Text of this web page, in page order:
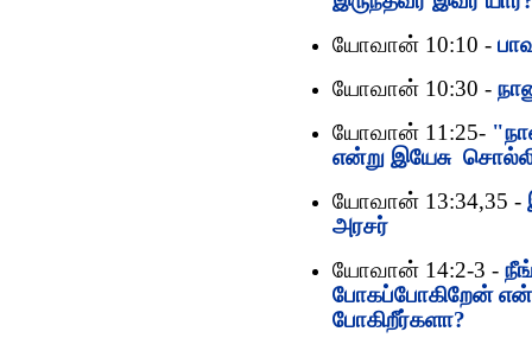
யோவான் 10:10 -
யோவான் 10:30 -
யோவான் 11:25-
என்று இயேசு
யோவான் 13:34,35 -
அரசர்
யோவான் 14:2-3 -
போகப்போகிறேன்
போகிறீர்களா?